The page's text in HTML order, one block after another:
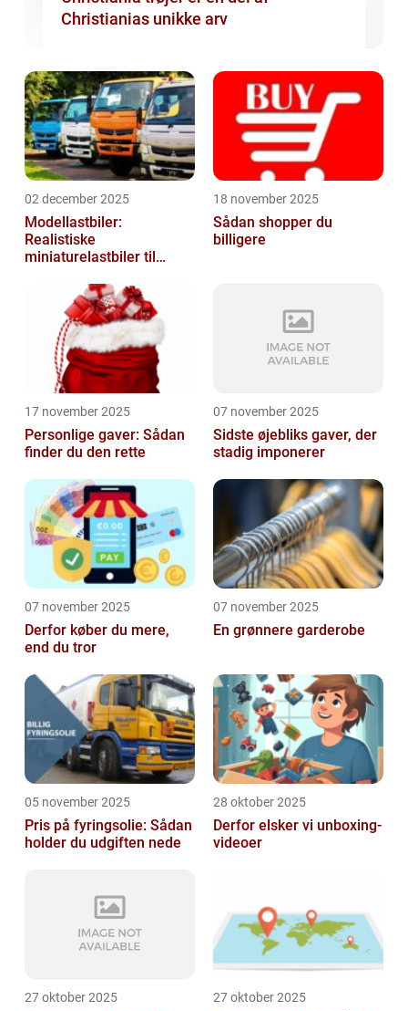
Christianias unikke arv
02 december 2025
Modellastbiler:
Realistiske
miniaturelastbiler til
18 november 2025
Sådan shopper du
billigere
17 november 2025
Personlige gaver: Sådan
finder du den rette
07 november 2025
Sidste øjebliks gaver, der
stadig imponerer
07 november 2025
Derfor køber du mere,
end du tror
07 november 2025
En grønnere garderobe
05 november 2025
Pris på fyringsolie: Sådan
holder du udgiften nede
28 oktober 2025
Derfor elsker vi unboxing-
videoer
27 oktober 2025 27 oktober 2025